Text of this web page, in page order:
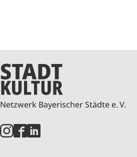
Netzwerk Bayerischer Städte e. V.